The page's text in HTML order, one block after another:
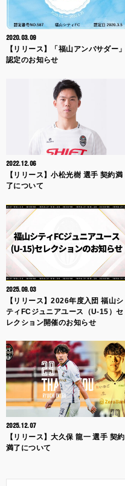
2020.03.09
【リリース】「福山アンバサダー」
認定のお知らせ
2022.12.06
【リリース】小松光樹 選手 契約満
了について
2025.09.03
【リリース】2026年度入団 福山シ
ティFCジュニアユース（U-15）セ
レクション開催のお知らせ
2025.12.07
【リリース】大久保 龍一 選手 契約
満了について